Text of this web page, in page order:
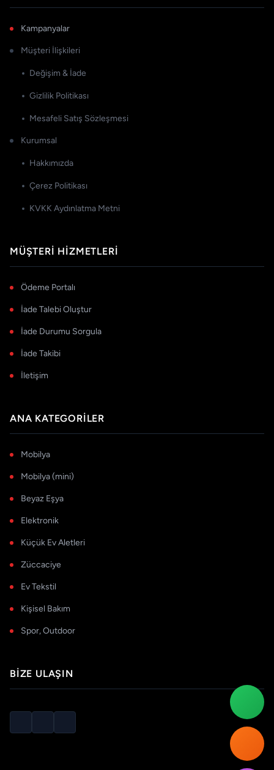
Kampanyalar
Müşteri İlişkileri
Değişim & İade
Gizlilik Politikası
Mesafeli Satış Sözleşmesi
Kurumsal
Hakkımızda
Çerez Politikası
KVKK Aydınlatma Metni
MÜŞTERI HIZMETLERI
Ödeme Portalı
İade Talebi Oluştur
İade Durumu Sorgula
İade Takibi
İletişim
ANA KATEGORILER
Mobilya
Mobilya (mini)
Beyaz Eşya
Elektronik
Küçük Ev Aletleri
Züccaciye
Ev Tekstil
Kişisel Bakım
Spor, Outdoor
BIZE ULAŞIN